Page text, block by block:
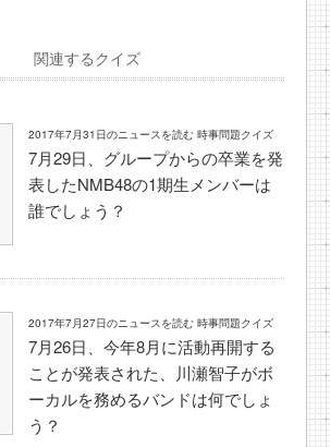
関連するクイズ
2017年7月31日のニュースを読む 時事問題クイズ
7月29日、グループからの卒業を発
表したNMB48の1期生メンバーは
誰でしょう？
2017年7月27日のニュースを読む 時事問題クイズ
7月26日、今年8月に活動再開する
ことが発表された、川瀬智子がボ
ーカルを務めるバンドは何でしょ
う？